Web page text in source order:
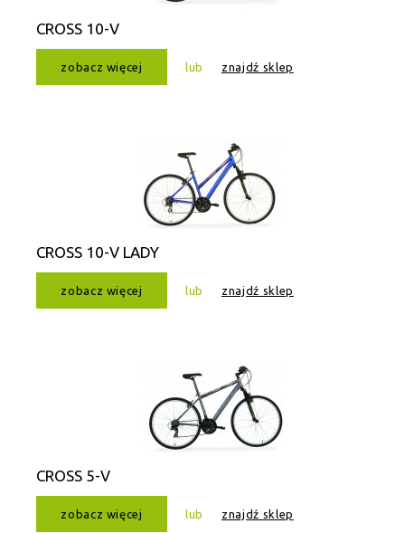
CROSS 10-V
zobacz więcej lub znajdź sklep
CROSS 10-V LADY
zobacz więcej lub znajdź sklep
CROSS 5-V
zobacz więcej lub znajdź sklep